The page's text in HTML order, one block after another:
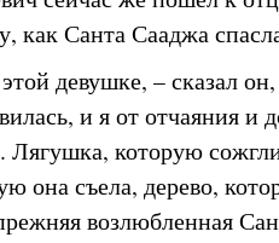
Санта Сааджа
девушке, – сказал
и я от отчаяния и
Лягушка, которую
она съела, дерево,
возлюбленная